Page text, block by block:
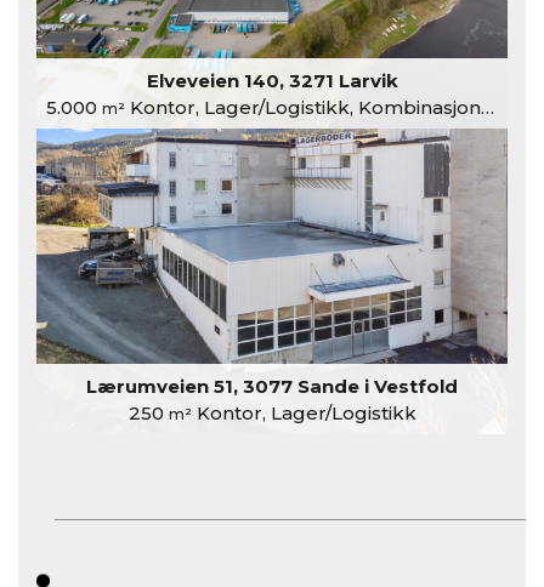
Elveveien 140, 3271 Larvik
5.000 m²Kontor, Lager/Logistikk, Kombinasjonslokaler
Lærumveien 51, 3077 Sande i Vestfold
250 m²Kontor, Lager/Logistikk